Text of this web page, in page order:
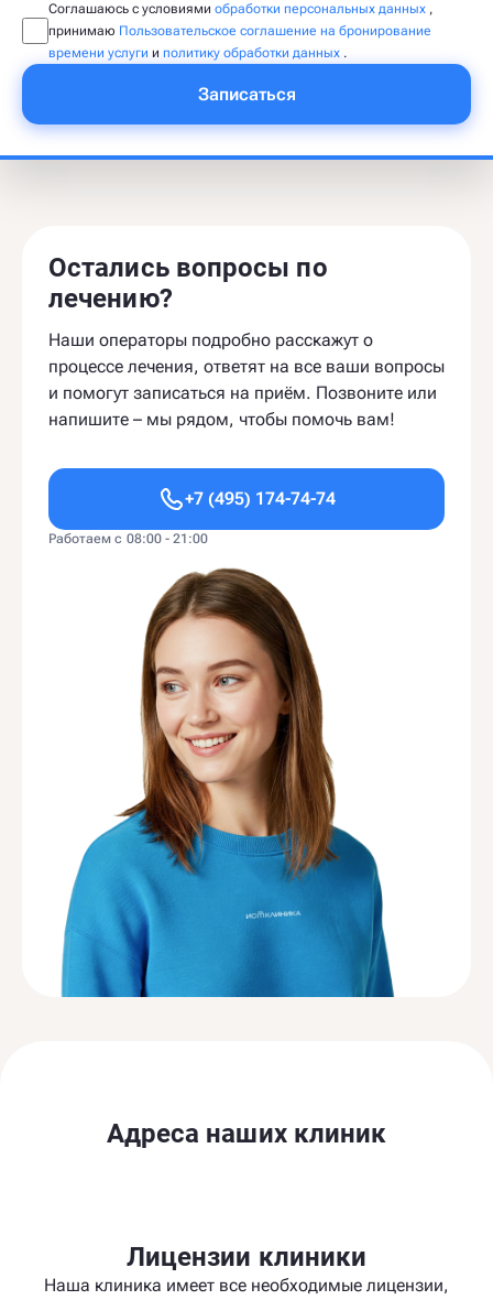
Соглашаюсь с условиями обработки персональных данных ,
принимаю Пользовательское соглашение на бронирование
времени услуги и политику обработки данных .
Записаться
Остались вопросы по
лечению?
Наши операторы подробно расскажут о
процессе лечения, ответят на все ваши вопросы
и помогут записаться на приём. Позвоните или
напишите – мы рядом, чтобы помочь вам!
+7 (495) 174-74-74
Работаем с 08:00 - 21:00
Адреса наших клиник
Лицензии клиники
Наша клиника имеет все необходимые лицензии,